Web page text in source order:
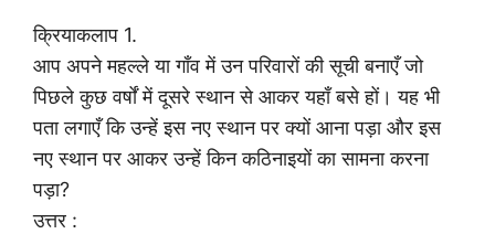
क्रियाकलाप 1.
आप अपने महल्ले या गाँव में उन परिवारों की सूची बनाएँ जो
पिछले कुछ वर्षों में दूसरे स्थान से आकर यहाँ बसे हों। यह भी
पता लगाएँ कि उन्हें इस नए स्थान पर क्यों आना पड़ा और इस
नए स्थान पर आकर उन्हें किन कठिनाइयों का सामना करना
पड़ा?
उत्तर :